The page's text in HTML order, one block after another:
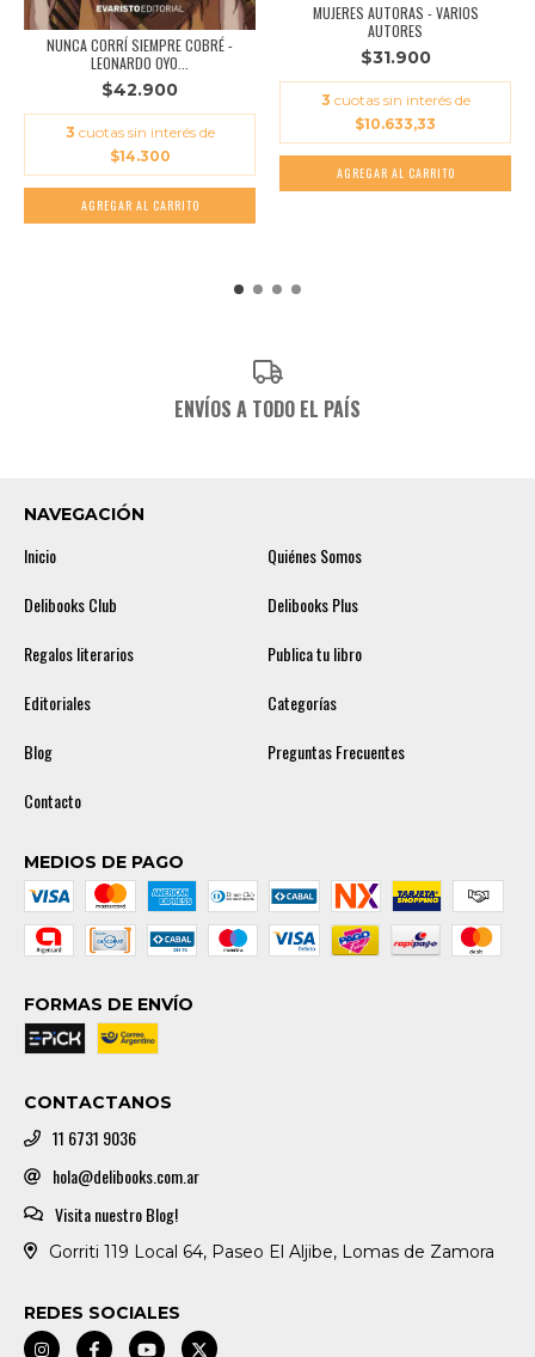
NUNCA CORRÍ SIEMPRE COBRÉ -
LEONARDO OYO...
$42.900
3 cuotas sin interés de
$14.300
MUJERES AUTORAS - VARIOS
AUTORES
$31.900
3 cuotas sin interés de
$10.633,33
ENVÍOS A TODO EL PAÍS
NAVEGACIÓN
Inicio
Quiénes Somos
Delibooks Club
Delibooks Plus
Regalos literarios
Publica tu libro
Editoriales
Categorías
Blog
Preguntas Frecuentes
Contacto
MEDIOS DE PAGO
FORMAS DE ENVÍO
CONTACTANOS
11 6731 9036
hola@delibooks.com.ar
Visita nuestro Blog!
Gorriti 119 Local 64, Paseo El Aljibe, Lomas de Zamora
REDES SOCIALES